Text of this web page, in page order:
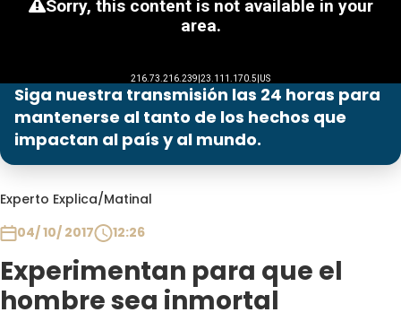
Siga nuestra transmisión las 24 horas para
mantenerse al tanto de los hechos que
impactan al país y al mundo.
Experto Explica/Matinal
04/ 10/ 2017
12:26
Experimentan para que el
hombre sea inmortal
Programas
Contigo en Directo
Plan Perfecto
El Tiempo
Sabingo
Todos Los Programas